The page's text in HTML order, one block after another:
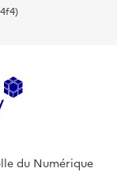
du Numérique